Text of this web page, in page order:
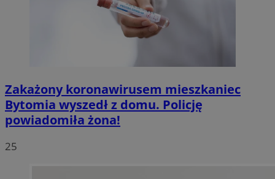
Zakażony koronawirusem mieszkaniec
Bytomia wyszedł z domu. Policję
powiadomiła żona!
25